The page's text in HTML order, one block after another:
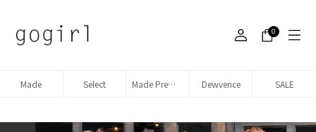
0
Made Select Made Premium denim Dewvence SALE